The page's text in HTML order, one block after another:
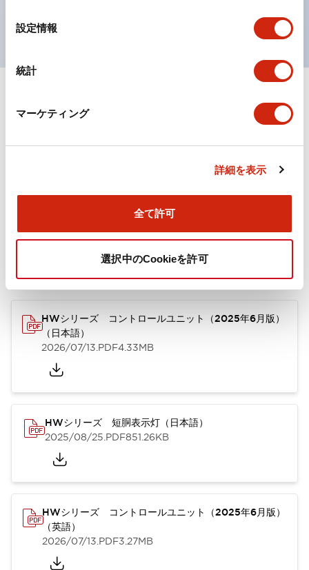
設定情報
統計
マーケティング
詳細を表示
全て許可
選択中のCookieを許可
現がより明確・鮮明で、より多くの方が識別可能に。
すべて展開+
ドキュメントとファイル
取扱説明書 CAD 規格・認証
HWシリーズ コントロールユニット（2025年6月版）
（日本語）
2026/07/13.PDF4.33MB
HWシリーズ 短胴表示灯（日本語）
2025/08/25.PDF851.26KB
HWシリーズ コントロールユニット（2025年6月版）
（英語）
2026/07/13.PDF3.27MB